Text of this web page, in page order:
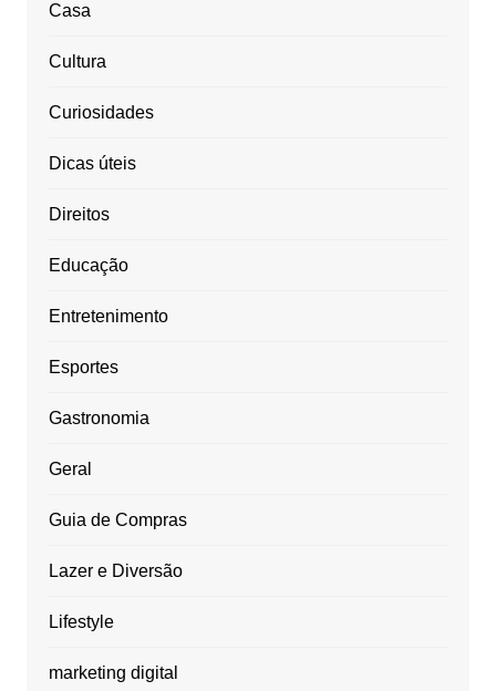
Casa
Cultura
Curiosidades
Dicas úteis
Direitos
Educação
Entretenimento
Esportes
Gastronomia
Geral
Guia de Compras
Lazer e Diversão
Lifestyle
marketing digital